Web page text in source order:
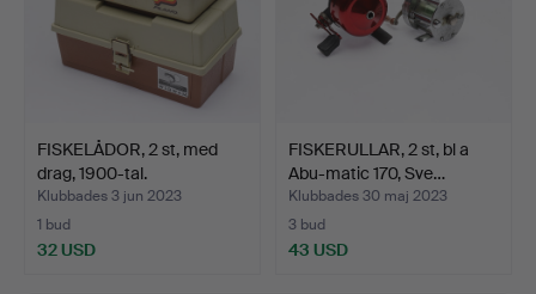
FISKELÅDOR, 2 st, med
drag, 1900-tal.
Klubbades 3 jun 2023
1 bud
32 USD
FISKERULLAR, 2 st, bl a
Abu-matic 170, Sve…
Klubbades 30 maj 2023
3 bud
43 USD